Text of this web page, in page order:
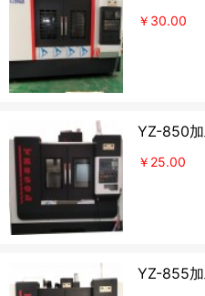
￥30.00
YZ-850
￥25.00
YZ-855